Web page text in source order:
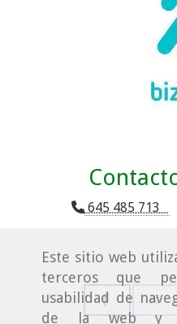
Este sitio web
terceros que
usabilidad de
de la web y
645 485 713